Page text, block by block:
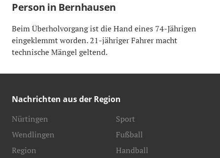
Person in Bernhausen
Beim Überholvorgang ist die Hand eines 74-Jährigen
eingeklemmt worden. 21-jähriger Fahrer macht
technische Mängel geltend.
Nachrichten aus der Region
Nürtingen
Wendlingen
Region
Sport
Fußball
Handball